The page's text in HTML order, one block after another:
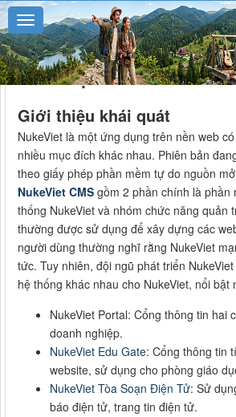
Giới thiệu về NukeViet
Giới thiệu khái quát
NukeViet là một ứng dụng trên nền web
nhiều mục đích khác nhau. Phiên bản
theo giấy phép phần mềm tự do nguồn
NukeViet CMS gồm 2 phần chính là phần
thống NukeViet và nhóm chức năng quản
thường được sử dụng để xây dựng các
người dùng thường nghĩ rằng NukeViet
tức. Tuy nhiên, đội ngũ phát triển
hệ thống khác nhau cho NukeViet, nổi bật
NukeViet Portal: Cổng thông tin hai
doanh nghiệp.
NukeViet Edu Gate: Cổng thông tin
website, sử dụng cho phòng giáo
NukeViet Tòa Soạn Điện Tử: Sử
báo điện tử, trang tin điện tử.